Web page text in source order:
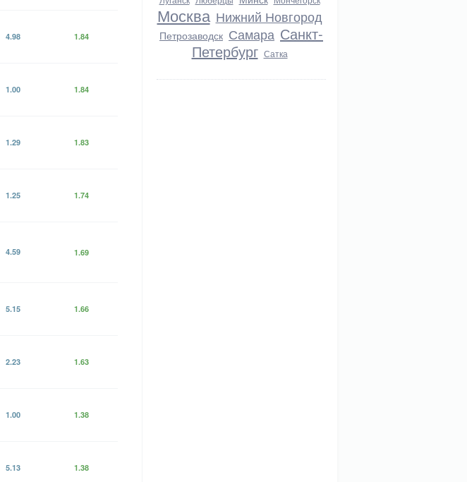
Москва Нижний Новгород
Петрозаводск Самара Санкт-
Петербург Сатка
4.98 1.84
1.00 1.84
1.29 1.83
1.25 1.74
4.59 1.69
5.15 1.66
2.23 1.63
1.00 1.38
5.13 1.38